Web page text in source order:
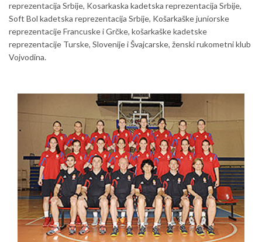
reprezentacija Srbije, Kosarkaska kadetska reprezentacija Srbije,
Soft Bol kadetska reprezentacija Srbije, Košarkaške juniorske
reprezentacije Francuske i Grčke, košarkaške kadetske
reprezentacije Turske, Slovenije i Švajcarske, ženski rukometni klub
Vojvodina.
Košarkaška kadetska reprezentacija
Srbije
košarkašice
,
trening